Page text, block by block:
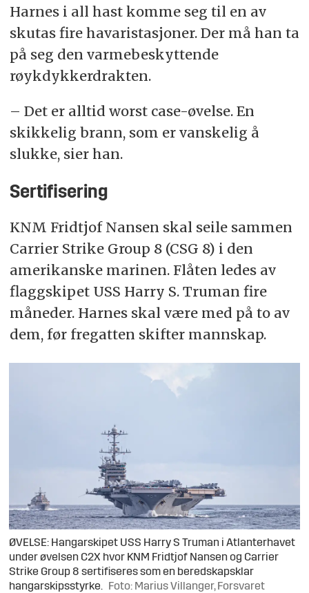
Harnes i all hast komme seg til en av
skutas fire havaristasjoner. Der må han ta
på seg den varmebeskyttende
røykdykkerdrakten.
– Det er alltid worst case-øvelse. En
skikkelig brann, som er vanskelig å
slukke, sier han.
Sertifisering
KNM Fridtjof Nansen skal seile sammen
Carrier Strike Group 8 (CSG 8) i den
amerikanske marinen. Flåten ledes av
flaggskipet USS Harry S. Truman fire
måneder. Harnes skal være med på to av
dem, før fregatten skifter mannskap.
ØVELSE: Hangarskipet USS Harry S Truman i Atlanterhavet
under øvelsen C2X hvor KNM Fridtjof Nansen og Carrier
Strike Group 8 sertifiseres som en beredskapsklar
hangarskipsstyrke.
Foto: Marius Villanger, Forsvaret